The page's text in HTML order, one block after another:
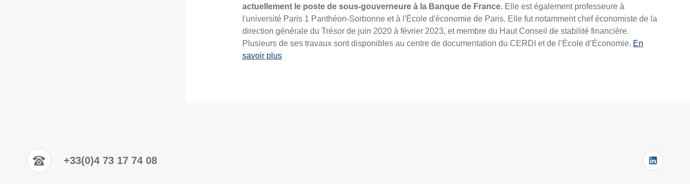
actuellement le poste de sous-gouverneure à la Banque de France. Elle est également professeure à
l'université Paris 1 Panthéon-Sorbonne et à l'École d'économie de Paris. Elle fut notamment chef économiste de la
direction générale du Trésor de juin 2020 à février 2023, et membre du Haut Conseil de stabilité financière.
Plusieurs de ses travaux sont disponibles au centre de documentation du CERDI et de l’École d’Économie. En
savoir plus
+33(0)4 73 17 74 08